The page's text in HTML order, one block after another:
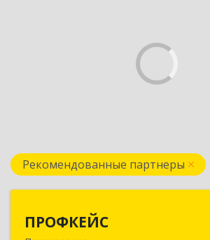
Рекомендованные партнеры
ПРОФКЕЙС